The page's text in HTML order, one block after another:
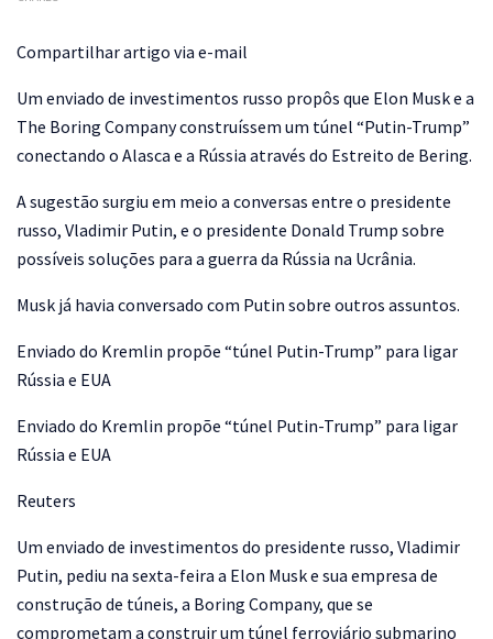
Compartilhar artigo via e-mail
Um enviado de investimentos russo propôs que Elon Musk e a
The Boring Company construíssem um túnel “Putin-Trump”
conectando o Alasca e a Rússia através do Estreito de Bering.
A sugestão surgiu em meio a conversas entre o presidente
russo, Vladimir Putin, e o presidente Donald Trump sobre
possíveis soluções para a guerra da Rússia na Ucrânia.
Musk já havia conversado com Putin sobre outros assuntos.
Enviado do Kremlin propõe “túnel Putin-Trump” para ligar
Rússia e EUA
Enviado do Kremlin propõe “túnel Putin-Trump” para ligar
Rússia e EUA
Reuters
Um enviado de investimentos do presidente russo, Vladimir
Putin, pediu na sexta-feira a Elon Musk e sua empresa de
construção de túneis, a Boring Company, que se
comprometam a construir um túnel ferroviário submarino